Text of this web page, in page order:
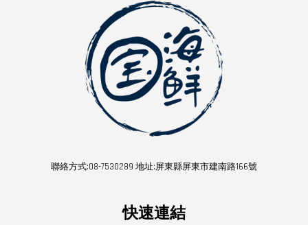
聯絡方式:08-7530289 地址:屏東縣屏東市建南路166號
快速連結